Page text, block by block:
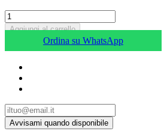
Aggiungi al carrello
Ordina su WhatsApp